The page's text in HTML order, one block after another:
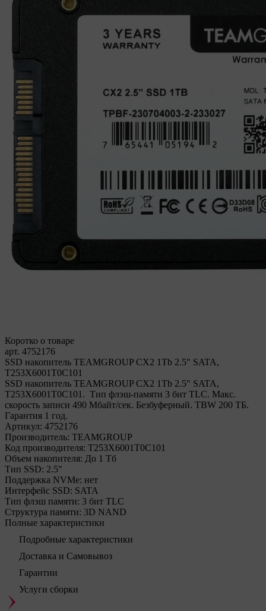
Коротко о товаре
арт. 4752176
SSD накопитель TEAMGROUP CX2 1Tb 2.5" SATA,
T253X6001T0C101
SSD накопитель TEAMGROUP CX2 1Tb 2.5" SATA,
T253X6001T0C101. Тип флэш-памяти 3 бит TLC. Макс.
скорость записи 490 Мбайт/сек. Безбуферный. TBW 200 ТБ.
Гарантия 1 год.
Артикул: 4752176
Производитель: TEAMGROUP
Код производителя: T253X6001T0C101
Объем накопителя: До 1 Тб
Тип SSD: 2.5"
Поддержка NVMe: нет
Интерфейс SSD: SATA
Тип флэш памяти: 3 бит TLC
Структура памяти: 3D NAND
Полные характеристики
Подробные характеристики
Доставка и Самовывоз
Гарантии
Услуги сборки